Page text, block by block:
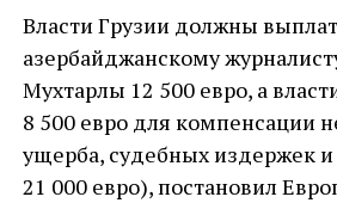
Власти Грузии должны
азербайджанскому
Мухтарлы 12 500 евро, а
8 500 евро для компенсации
ущерба, судебных издержек и
21 000 евро), постановил